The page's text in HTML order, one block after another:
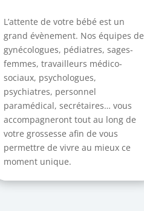
L’attente de votre bébé est un
grand évènement. Nos équipes de
gynécologues, pédiatres, sages-
femmes, travailleurs médico-
sociaux, psychologues,
psychiatres, personnel
paramédical, secrétaires… vous
accompagneront tout au long de
votre grossesse afin de vous
permettre de vivre au mieux ce
moment unique.